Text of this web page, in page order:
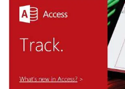
Weitere Produkte
Repairit - Datenreparatur
UBackit - Datensicherung